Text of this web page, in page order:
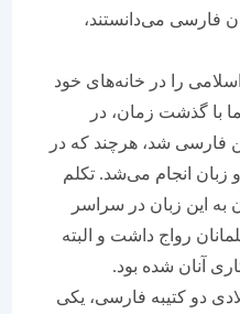
می‌دانستند،
را در خانه‌های خود
زمان، در
شد، هرچند که در
می‌شد. تکلم
زبان در سراسر
داشت و البته
شده بود.
کتیبه فارسی، یکی